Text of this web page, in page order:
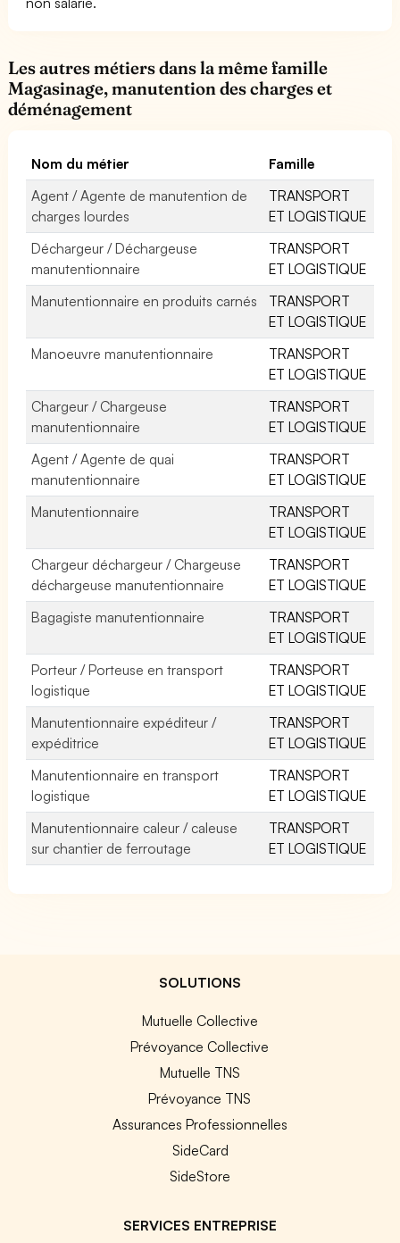
Les autres métiers dans la même famille
Magasinage, manutention des charges et
déménagement
Nom du métier
Famille
Agent / Agente de manutention de
charges lourdes
TRANSPORT
ET LOGISTIQUE
Déchargeur / Déchargeuse
manutentionnaire
TRANSPORT
ET LOGISTIQUE
Manutentionnaire en produits carnés
TRANSPORT
ET LOGISTIQUE
Manoeuvre manutentionnaire
TRANSPORT
ET LOGISTIQUE
Chargeur / Chargeuse
manutentionnaire
TRANSPORT
ET LOGISTIQUE
Agent / Agente de quai
manutentionnaire
TRANSPORT
ET LOGISTIQUE
Manutentionnaire
TRANSPORT
ET LOGISTIQUE
Chargeur déchargeur / Chargeuse
déchargeuse manutentionnaire
TRANSPORT
ET LOGISTIQUE
Bagagiste manutentionnaire
TRANSPORT
ET LOGISTIQUE
Porteur / Porteuse en transport
logistique
TRANSPORT
ET LOGISTIQUE
Manutentionnaire expéditeur /
expéditrice
TRANSPORT
ET LOGISTIQUE
Manutentionnaire en transport
logistique
TRANSPORT
ET LOGISTIQUE
Manutentionnaire caleur / caleuse
sur chantier de ferroutage
TRANSPORT
ET LOGISTIQUE
SOLUTIONS
Mutuelle Collective
Prévoyance Collective
Mutuelle TNS
Prévoyance TNS
Assurances Professionnelles
SideCard
SideStore
SERVICES ENTREPRISE